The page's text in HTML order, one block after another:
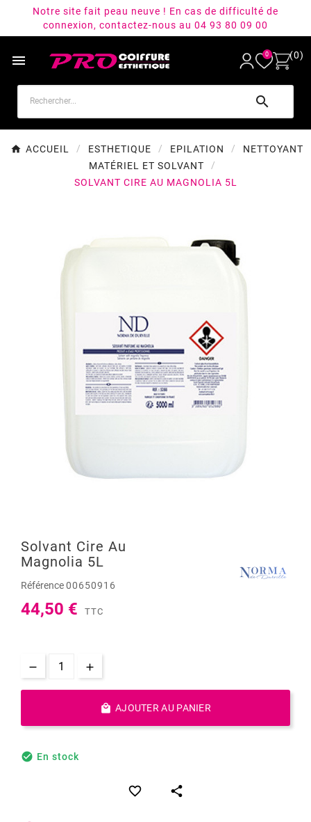
Notre site fait peau neuve ! En cas de difficulté de
connexion, contactez-nous au 04 93 80 09 00
 0 (0)

ACCUEIL ESTHETIQUE EPILATION
NETTOYANT
MATÉRIEL ET SOLVANT
SOLVANT CIRE AU MAGNOLIA 5L
Solvant Cire Au
Magnolia 5L
Référence00650916
44,50 € TTC
 AJOUTER AU PANIER
 En stock
 